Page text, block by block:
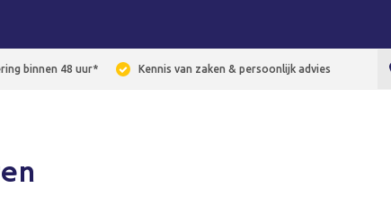
binnen 48 uur* Kennis van zaken & persoonlijk advies